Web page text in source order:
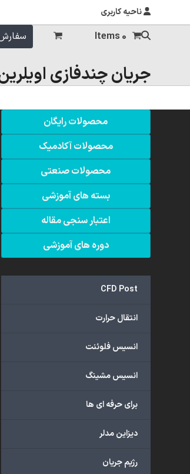
ناحیه کاربری
0 Items
جریان چندفازی
محصولات رایگان
محصولات آکادمیک
محصولات صنعتی
بسته های آموزشی
اعتبار سنجی مقاله
دوره های آموزشی
CFD Post
انتقال حرارت
انسیس فلوئنت
انسیس مشینگ
برای حرفه ای ها
دیزاین مدلر
رژیم جریان